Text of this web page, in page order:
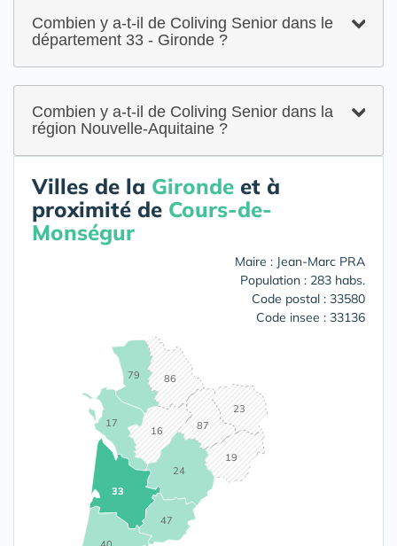
Combien y a-t-il de Coliving Senior dans le
département 33 - Gironde ?
Combien y a-t-il de Coliving Senior dans la
région Nouvelle-Aquitaine ?
Villes de la Gironde et à
proximité de Cours-de-
Monségur
Maire : Jean-Marc PRA
Population : 283 habs.
Code postal : 33580
Code insee : 33136
16
17
19
23
24
33
47
79 86
87